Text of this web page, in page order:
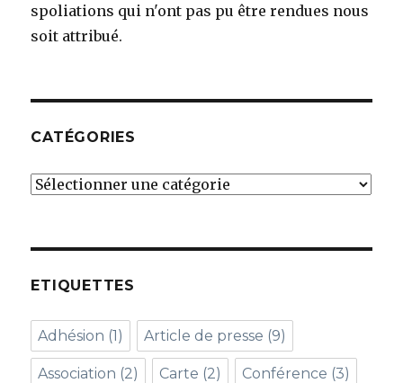
spoliations qui n'ont pas pu être rendues nous
soit attribué.
CATÉGORIES
Catégories
ETIQUETTES
Adhésion (1) Article de presse (9)
Association (2) Carte (2) Conférence (3)